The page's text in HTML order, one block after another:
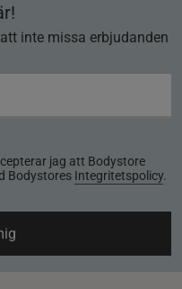
inte missa erbjudanden
jag att Bodystore
Bodystores Integritetspolicy.